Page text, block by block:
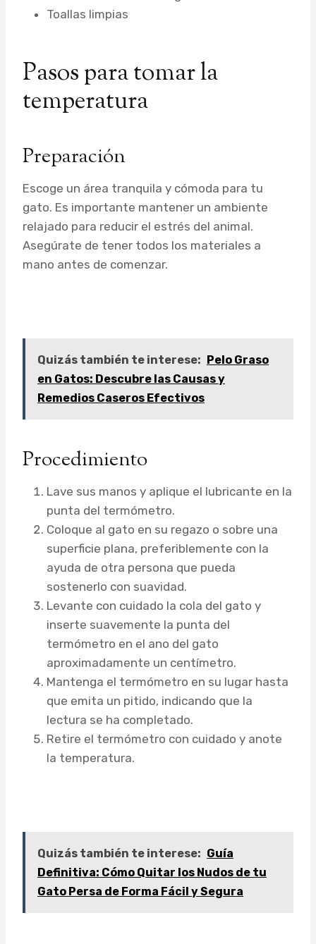
Toallas limpias
Pasos para tomar la
temperatura
Preparación
Escoge un área tranquila y cómoda para tu
gato. Es importante mantener un ambiente
relajado para reducir el estrés del animal.
Asegúrate de tener todos los materiales a
mano antes de comenzar.
Quizás también te interese: Pelo Graso
en Gatos: Descubre las Causas y
Remedios Caseros Efectivos
Procedimiento
Lave sus manos y aplique el lubricante en la
punta del termómetro.
Coloque al gato en su regazo o sobre una
superficie plana, preferiblemente con la
ayuda de otra persona que pueda
sostenerlo con suavidad.
Levante con cuidado la cola del gato y
inserte suavemente la punta del
termómetro en el ano del gato
aproximadamente un centímetro.
Mantenga el termómetro en su lugar hasta
que emita un pitido, indicando que la
lectura se ha completado.
Retire el termómetro con cuidado y anote
la temperatura.
Quizás también te interese: Guía
Definitiva: Cómo Quitar los Nudos de tu
Gato Persa de Forma Fácil y Segura